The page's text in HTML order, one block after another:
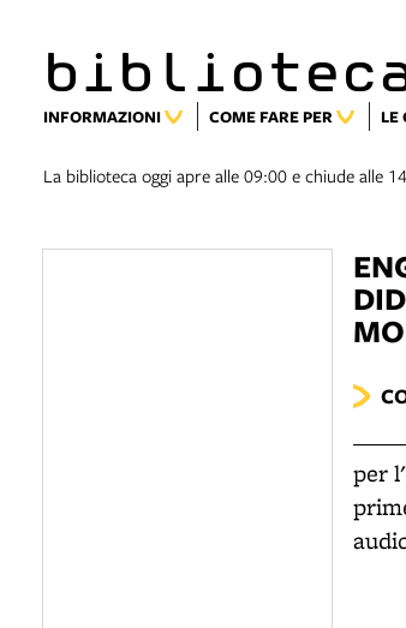
INFORMAZIONI COME FARE PER LE
La biblioteca oggi apre alle 09:00 e chiude alle
per